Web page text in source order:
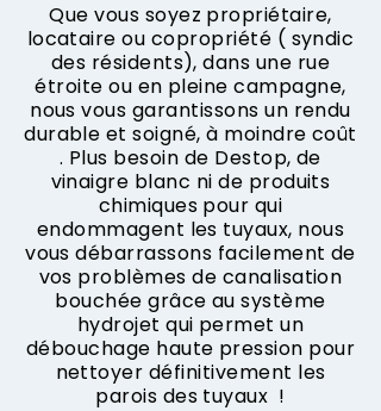
Que vous soyez propriétaire,
locataire ou copropriété ( syndic
des résidents), dans une rue
étroite ou en pleine campagne,
nous vous garantissons un rendu
durable et soigné, à moindre coût
. Plus besoin de Destop, de
vinaigre blanc ni de produits
chimiques pour qui
endommagent les tuyaux, nous
vous débarrassons facilement de
vos problèmes de canalisation
bouchée grâce au système
hydrojet qui permet un
débouchage haute pression pour
nettoyer définitivement les
parois des tuyaux !